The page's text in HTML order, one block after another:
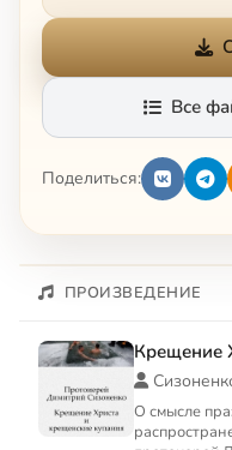
Все
Поделиться:
ПРОИЗВЕДЕНИЕ
Крещение
О смысле